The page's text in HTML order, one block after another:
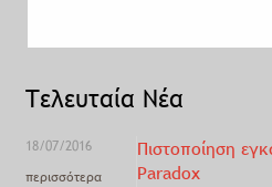
Τελευταία Νέα
18/07/2016
περισσότερα
Πιστοποίηση
Paradox